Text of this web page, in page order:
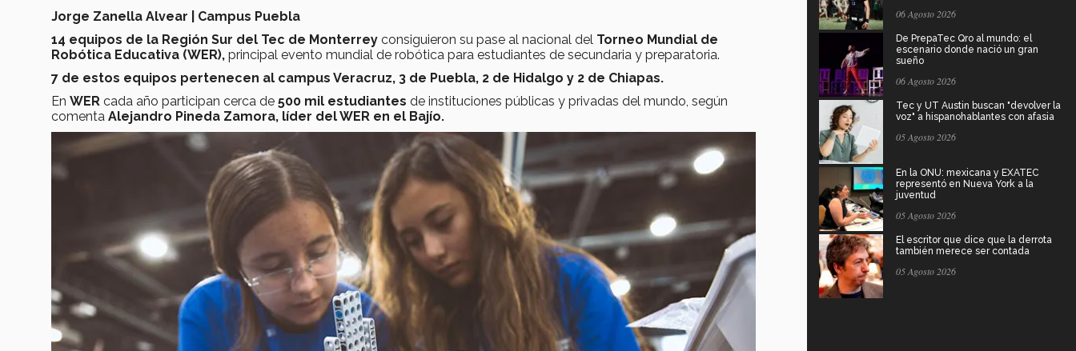
Jorge Zanella Alvear | Campus Puebla
14 equipos de la Región Sur del Tec de Monterrey consiguieron su pase al nacional del Torneo Mundial de
Robótica Educativa (WER), principal evento mundial de robótica para estudiantes de secundaria y preparatoria.
7 de estos equipos pertenecen al campus Veracruz, 3 de Puebla, 2 de Hidalgo y 2 de Chiapas.
En WER cada año participan cerca de 500 mil estudiantes de instituciones públicas y privadas del mundo, según
comenta Alejandro Pineda Zamora, líder del WER en el Bajío.
06 Agosto 2026
De PrepaTec Qro al mundo: el
escenario donde nació un gran
sueño
06 Agosto 2026
Tec y UT Austin buscan "devolver la
voz" a hispanohablantes con afasia
05 Agosto 2026
En la ONU: mexicana y EXATEC
representó en Nueva York a la
juventud
05 Agosto 2026
El escritor que dice que la derrota
también merece ser contada
05 Agosto 2026